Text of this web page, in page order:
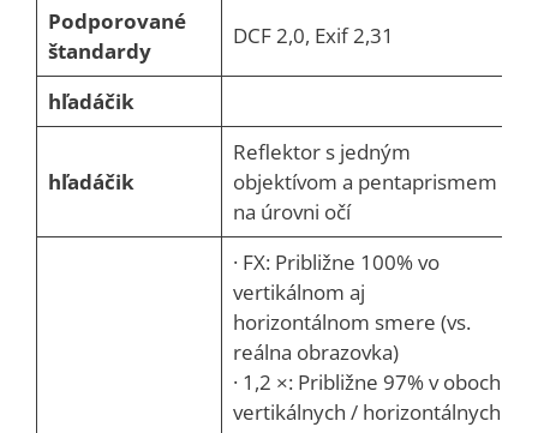
Podporované
štandardy
DCF 2,0, Exif 2,31
hľadáčik
hľadáčik
Reflektor s jedným
objektívom a pentaprismem
na úrovni očí
· FX: Približne 100% vo
vertikálnom aj
horizontálnom smere (vs.
reálna obrazovka)
· 1,2 ×: Približne 97% v oboch
vertikálnych / horizontálnych